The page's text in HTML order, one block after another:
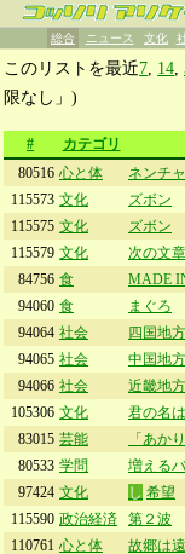
総合 ニュース 文化
このリストを最近7 14
限なし」)
# カテゴリ
80516 心と体 ネンチ
115573 文化 ズボン
115575 文化 ズボン
115579 文化 次の文
84756 食 MADE
94060 食 まぐろ
94064 社会 四国地
94065 社会 中国地
94066 社会 近畿地
105306 文化 君の名は
83015 芸能 「あか
80533 学問 増える
97424 文化 し 希望
115590 政治経済 第２波
110761 心と体 故郷は